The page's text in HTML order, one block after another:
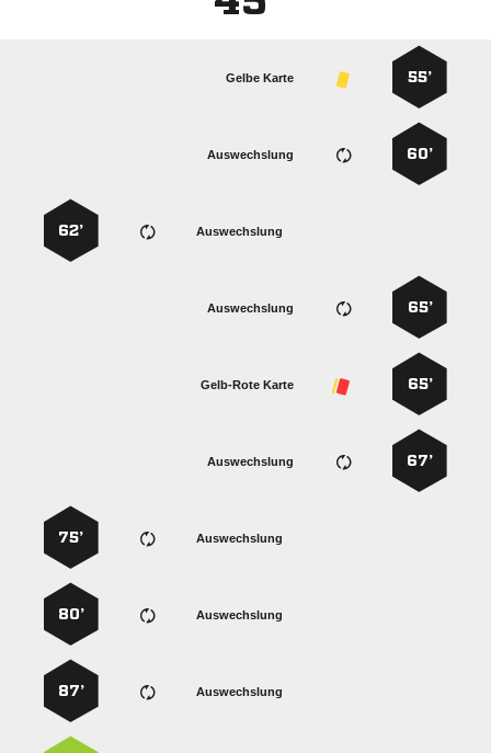
55’
Gelbe Karte
60’
Auswechslung
Auswechslung
62’
65’
Auswechslung
65’
Gelb-Rote Karte
67’
Auswechslung
Auswechslung
75’
Auswechslung
80’
Auswechslung
87’